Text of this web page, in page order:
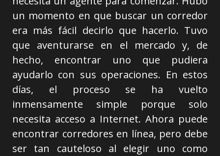
un momento en que buscar un corredor
era más fácil decirlo que hacerlo. Tuvo
que aventurarse en el mercado y, de
hecho, encontrar uno que pudiera
ayudarlo con sus operaciones. En estos
días, el proceso se ha vuelto
inmensamente simple porque solo
necesita acceso a Internet. Ahora puede
encontrar corredores en línea, pero debe
ser tan cauteloso al elegir uno como